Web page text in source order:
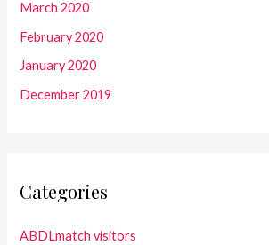
March 2020
February 2020
January 2020
December 2019
Categories
ABDLmatch visitors